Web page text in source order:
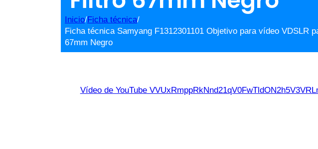
Inicio/Ficha técnica/
Ficha técnica Samyang F1312301101 Objetivo para vídeo VDSLR
67mm Negro
Vídeo de YouTube